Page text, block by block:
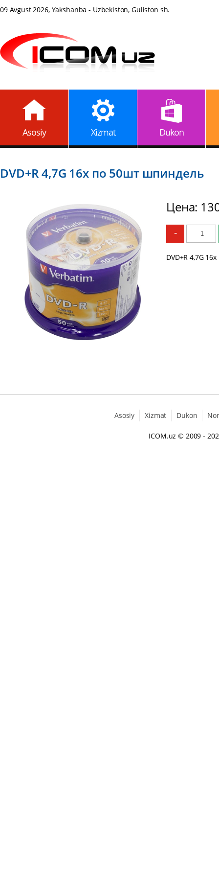
09 Avgust 2026, Yakshanba - Uzbekiston, Guliston sh.
Asosiy Xizmat Dukon
DVD+R 4,7G 16x по 50шт шпиндель
Цена:
-
DVD+R 4,7G
Asosiy Xizmat Dukon
ICOM.uz © 2009 -